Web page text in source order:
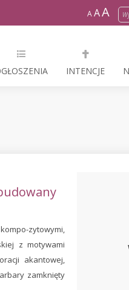
AAA
INTENCJE
zytowymi,
z motywami
akantowej,
zamknięty